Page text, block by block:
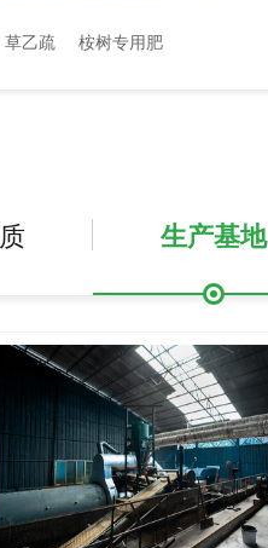
草乙疏 桉树专用肥
生产基地